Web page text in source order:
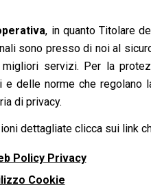
, in quanto Titolare
sono presso di noi al
servizi. Per la
delle norme che regolano
di privacy.
dettagliate clicca sui link
Policy Privacy
Cookie